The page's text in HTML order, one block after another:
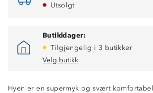
Utsolgt
Butikklager:
Tilgjengelig i 3 butikker
Velg butikk
Hyen er en supermyk og svært